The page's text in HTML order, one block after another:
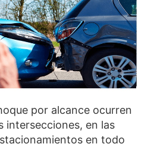
por alcance ocurren
intersecciones, en las
en todo